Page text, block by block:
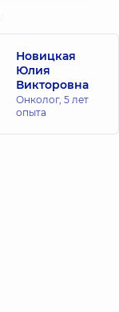
Новицкая
Юлия
Викторовна
Онколог, 5 лет
опыта